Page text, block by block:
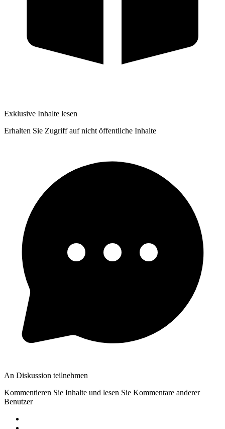
Exklusive Inhalte lesen
Erhalten Sie Zugriff auf nicht öffentliche Inhalte
An Diskussion teilnehmen
Kommentieren Sie Inhalte und lesen Sie Kommentare anderer
Benutzer